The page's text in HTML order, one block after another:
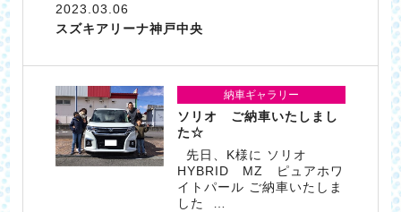
2023.03.06
スズキアリーナ神戸中央
納車ギャラリー
ソリオ ご納車いたしまし
た☆
先日、K様に ソリオ
HYBRID MZ ピュアホワ
イトパール ご納車いたしま
した …